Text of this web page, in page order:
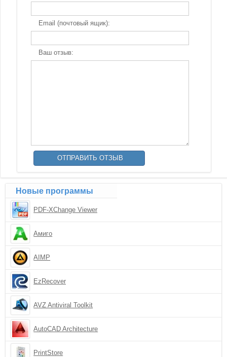
Email (почтовый ящик):
Ваш отзыв:
Новые программы
PDF-XChange Viewer
Амиго
AIMP
EzRecover
AVZ Antiviral Toolkit
AutoCAD Architecture
PrintStore